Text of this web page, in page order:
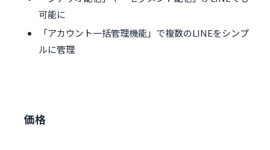
可能に
「アカウント一括管理機能」で複数のLINEをシンプ
ルに管理
価格